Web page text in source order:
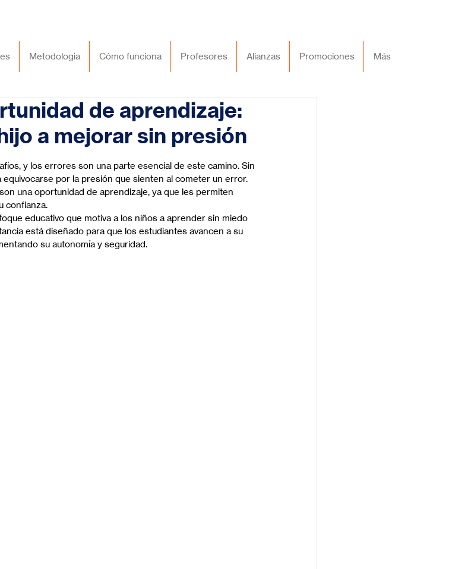
Metodologia Cómo funciona Profesores Alianzas Promociones Más
de aprendizaje:
a mejorar sin presión
y los errores son una parte esencial de este camino. Sin
por la presión que sienten al cometer un error.
una oportunidad de aprendizaje, ya que les permiten
confianza.
educativo que motiva a los niños a aprender sin miedo
está diseñado para que los estudiantes avancen a su
su autonomía y seguridad.